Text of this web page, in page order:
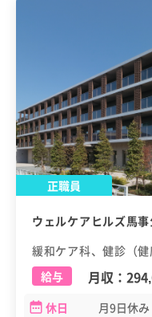
正職員
ウェルケアヒルズ馬
緩和ケア科、健診（健
給与
月収：
休日
月9日休み